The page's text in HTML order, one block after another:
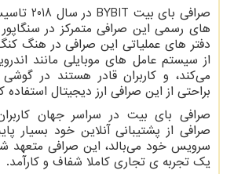
صرافی بای بیت BYBIT
در
های رسمی این صرافی متمرکز در
دفتر های عملیاتی این صرافی در هنگ
از سیستم عامل های موبایلی مانند
می‌کند، و کاربران قادر هستند در
براحتی از این صرافی ارز دیجیتال استفاده
صرافی بای بیت در سراسر جهان
صرافی از پشتیبانی آنلاین خود بسیار
سرویس خود می‌بالد، این صرافی متعهد
یک تجربه ی تجاری کاملا شفاف و کارآمد.